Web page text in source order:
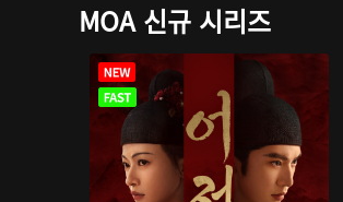
MOA 신규 시리즈